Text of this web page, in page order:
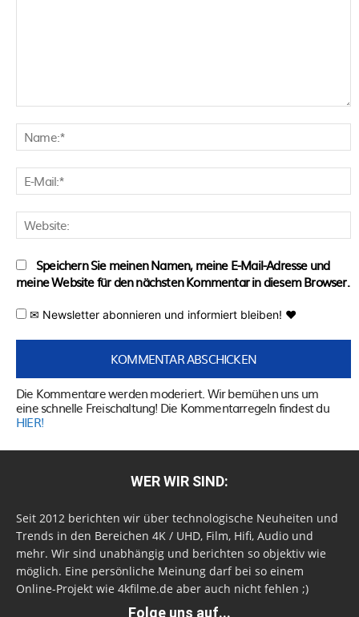
Speichern Sie meinen Namen, meine E-Mail-Adresse und
meine Website für den nächsten Kommentar in diesem Browser.
✉ Newsletter abonnieren und informiert bleiben! ♥
Die Kommentare werden moderiert. Wir bemühen uns um
eine schnelle Freischaltung! Die Kommentarregeln findest du
HIER!
WER WIR SIND:
Seit 2012 berichten wir über technologische Neuheiten und
Trends in den Bereichen 4K / UHD, Film, Hifi, Audio und
mehr. Wir sind unabhängig und berichten so objektiv wie
möglich. Eine persönliche Meinung darf bei so einem
Online-Projekt wie 4kfilme.de aber auch nicht fehlen ;)
Folge uns auf...